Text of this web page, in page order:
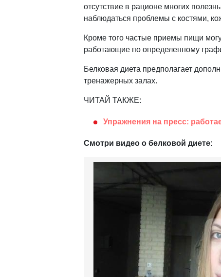
отсутствие в рационе многих
наблюдаться проблемы с костями,
Кроме того частые приемы пищи
работающие по определенному
Белковая диета предполагает
тренажерных залах.
ЧИТАЙ ТАКЖЕ:
Упражнения на пресс:
Смотри видео о белковой диете: